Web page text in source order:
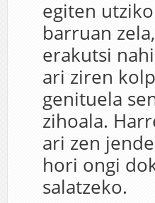
egiten
barruan
erakutsi
ari ziren
genituela
zihoala.
ari zen
hori ongi
salatzeko.